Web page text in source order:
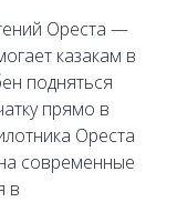
Ореста —
казакам в
подняться
прямо в
Ореста
современные
в